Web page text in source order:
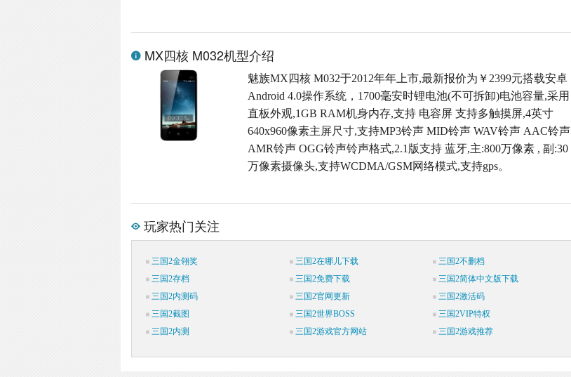
MX四核 M032机型介绍
魅族MX四核 M032于2012年年上市,最新报价为￥2399元搭载安卓
Android 4.0操作系统，1700毫安时锂电池(不可拆卸)电池容量,采用
直板外观,1GB RAM机身内存,支持 电容屏 支持多触摸屏,4英寸
640x960像素主屏尺寸,支持MP3铃声 MID铃声 WAV铃声 AAC铃声
AMR铃声 OGG铃声铃声格式,2.1版支持 蓝牙,主:800万像素 , 副:30
万像素摄像头,支持WCDMA/GSM网络模式,支持gps。
玩家热门关注
三国2金翎奖 三国2在哪儿下载
三国2不删档
三国2存档
三国2免费下载
三国2简体中文版下载
三国2内测码
三国2官网更新
三国2激活码
三国2截图
三国2世界BOSS
三国2VIP特权
三国2内测
三国2游戏官方网站 三国2游戏推荐